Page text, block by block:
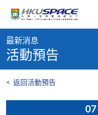
content
content
start
最新消息
活動預告
< 返回活動預告
07